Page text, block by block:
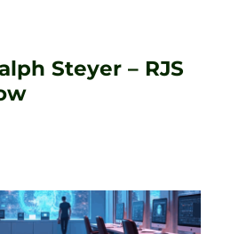
Steyer – RJS